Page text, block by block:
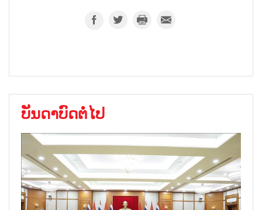
ບັນດາບົດຕໍ່ໄປ